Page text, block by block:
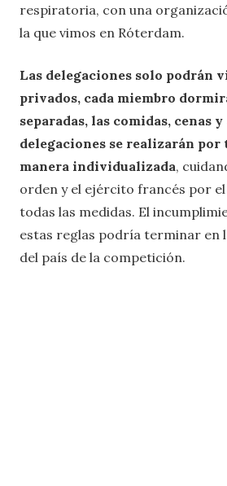
respiratoria, con una
la que vimos en Róterdam.
Las delegaciones solo podrán
privados, cada miembro
separadas, las comidas, cenas
delegaciones se realizarán por
manera individualizada,
orden y el ejército francés por
todas las medidas. El
estas reglas podría terminar en
del país de la competición.